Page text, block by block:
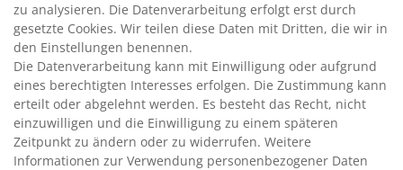
INFORMATIONEN
>
FAQ
>
VERTRAG WIDERRUFEN
>
WIDERRUFSRECHT
zu analysieren. Die Datenverarbeitung erfolgt erst durch
gesetzte Cookies. Wir teilen diese Daten mit Dritten, die wir in
den Einstellungen benennen.
Die Datenverarbeitung kann mit Einwilligung oder aufgrund
eines berechtigten Interesses erfolgen. Die Zustimmung kann
erteilt oder abgelehnt werden. Es besteht das Recht, nicht
einzuwilligen und die Einwilligung zu einem späteren
Zeitpunkt zu ändern oder zu widerrufen. Weitere
Informationen zur Verwendung personenbezogener Daten